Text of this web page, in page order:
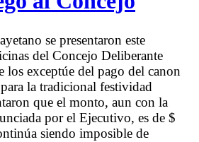
se presentaron este
del Concejo Deliberante
los exceptúe del pago del canon
la tradicional festividad
que el monto, aun con la
por el Ejecutivo, es de $
siendo imposible de